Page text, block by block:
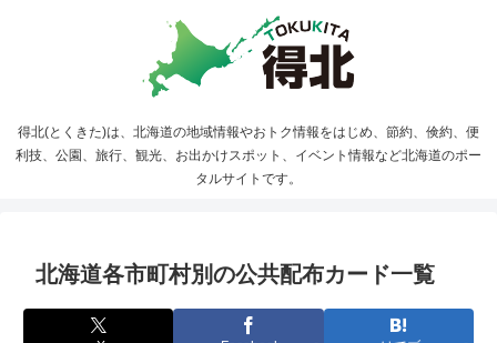
得北(とくきた)は、北海道の地域情報やおトク情報をはじめ、節約、倹約、便
利技、公園、旅行、観光、お出かけスポット、イベント情報など北海道のポー
タルサイトです。
北海道各市町村別の公共配布カード一覧